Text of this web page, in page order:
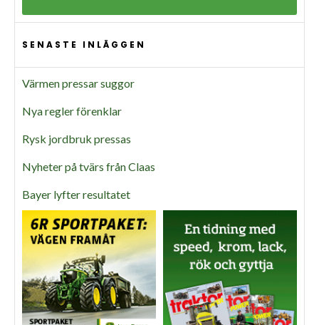
SENASTE INLÄGGEN
Värmen pressar suggor
Nya regler förenklar
Rysk jordbruk pressas
Nyheter på tvärs från Claas
Bayer lyfter resultatet